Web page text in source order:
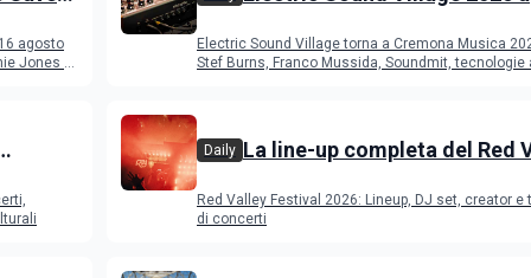
agosto
Jones e
Young Band Contest, il
Electric Sound Village torna a Cremona Musica
Stef Burns, Franco Mussida, Soundmit, tecnologie
Daily La line-up completa del Red
Red Valley Festival 2026: Lineup, DJ set, creator e
di concerti